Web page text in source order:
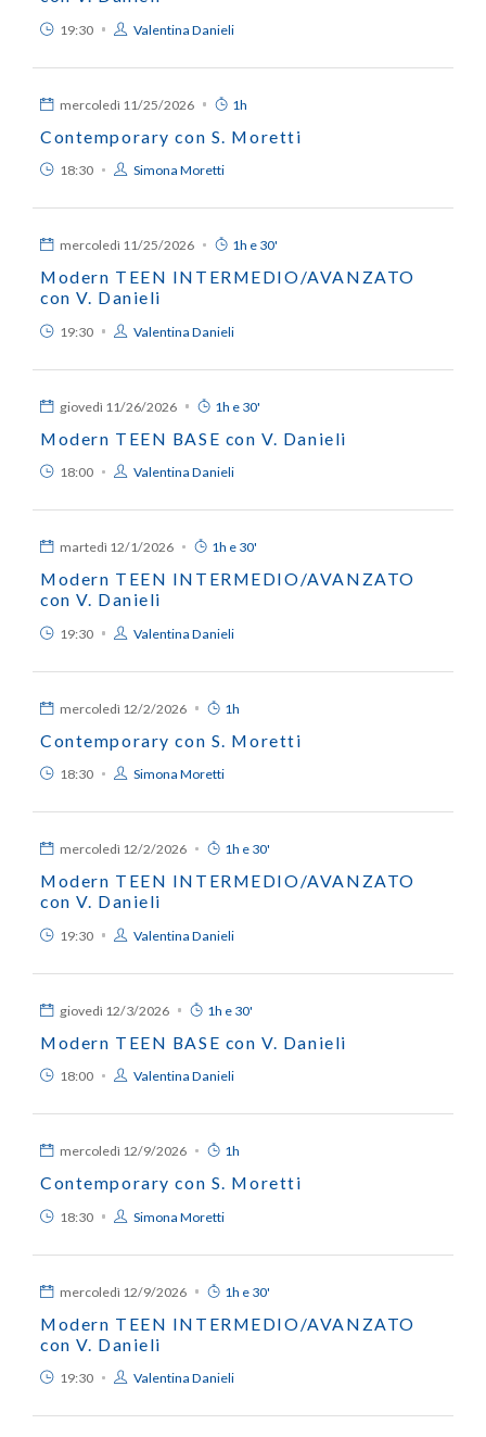
19:30 Valentina Danieli
mercoledì 11/25/2026 1h
Contemporary con S. Moretti
18:30 Simona Moretti
mercoledì 11/25/2026 1h e 30'
Modern TEEN INTERMEDIO/AVANZATO
con V. Danieli
19:30 Valentina Danieli
giovedì 11/26/2026 1h e 30'
Modern TEEN BASE con V. Danieli
18:00 Valentina Danieli
martedì 12/1/2026 1h e 30'
Modern TEEN INTERMEDIO/AVANZATO
con V. Danieli
19:30 Valentina Danieli
mercoledì 12/2/2026 1h
Contemporary con S. Moretti
18:30 Simona Moretti
mercoledì 12/2/2026 1h e 30'
Modern TEEN INTERMEDIO/AVANZATO
con V. Danieli
19:30 Valentina Danieli
giovedì 12/3/2026 1h e 30'
Modern TEEN BASE con V. Danieli
18:00 Valentina Danieli
mercoledì 12/9/2026 1h
Contemporary con S. Moretti
18:30 Simona Moretti
mercoledì 12/9/2026 1h e 30'
Modern TEEN INTERMEDIO/AVANZATO
con V. Danieli
19:30 Valentina Danieli